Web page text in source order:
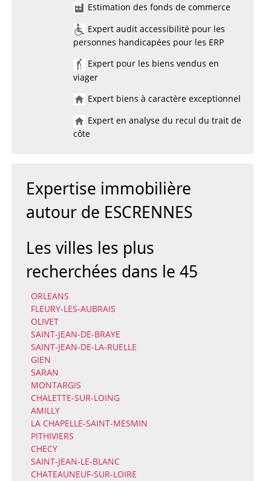
Estimation des fonds de commerce
Expert audit accessibilité pour les
personnes handicapées pour les ERP
Expert pour les biens vendus en
viager
Expert biens à caractère exceptionnel
Expert en analyse du recul du trait de
côte
Expertise immobilière
autour de ESCRENNES
Les villes les plus
recherchées dans le 45
ORLEANS
FLEURY-LES-AUBRAIS
OLIVET
SAINT-JEAN-DE-BRAYE
SAINT-JEAN-DE-LA-RUELLE
GIEN
SARAN
MONTARGIS
CHALETTE-SUR-LOING
AMILLY
LA CHAPELLE-SAINT-MESMIN
PITHIVIERS
CHECY
SAINT-JEAN-LE-BLANC
CHATEAUNEUF-SUR-LOIRE